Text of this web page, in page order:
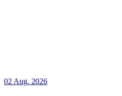
02 Aug. 2026